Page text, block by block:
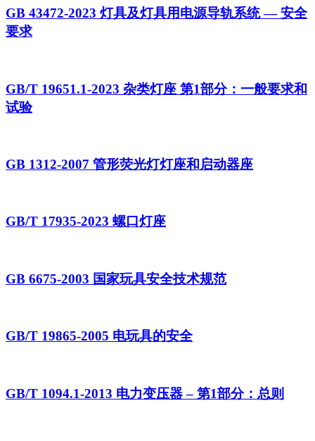
GB 43472-2023 灯具及灯具用电源导轨系统 — 安全
要求
GB/T 19651.1-2023 杂类灯座 第1部分：一般要求和
试验
GB 1312-2007 管形荧光灯灯座和启动器座
GB/T 17935-2023 螺口灯座
GB 6675-2003 国家玩具安全技术规范
GB/T 19865-2005 电玩具的安全
GB/T 1094.1-2013 电力变压器 – 第1部分：总则